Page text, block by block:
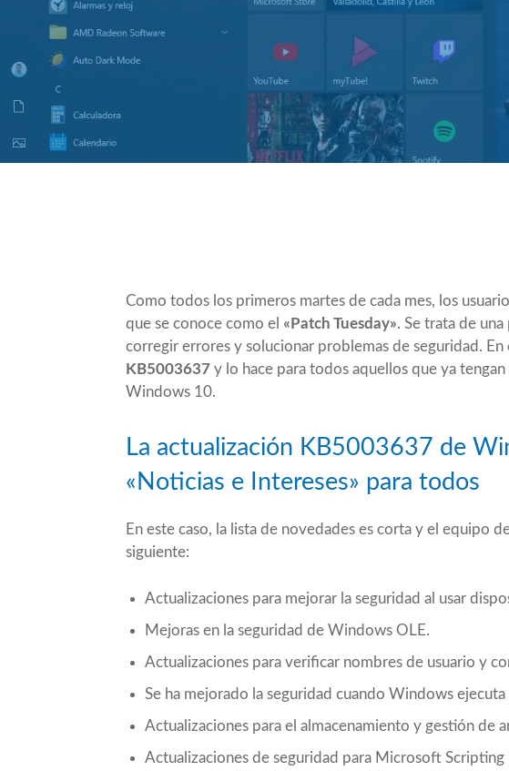
Como todos los primeros martes de cada mes, los
que se conoce como el «Patch Tuesday». Se trata de
corregir errores y solucionar problemas de seguridad. En
KB5003637 y lo hace para todos aquellos que ya tengan
Windows 10.
La actualización KB5003637 de
«Noticias e Intereses» para todos
En este caso, la lista de novedades es corta y el equipo
siguiente:
Actualizaciones para mejorar la seguridad al usar
Mejoras en la seguridad de Windows OLE.
Actualizaciones para verificar nombres de usuario y
Se ha mejorado la seguridad cuando Windows ejecuta
Actualizaciones para el almacenamiento y gestión de
Actualizaciones de seguridad para Microsoft